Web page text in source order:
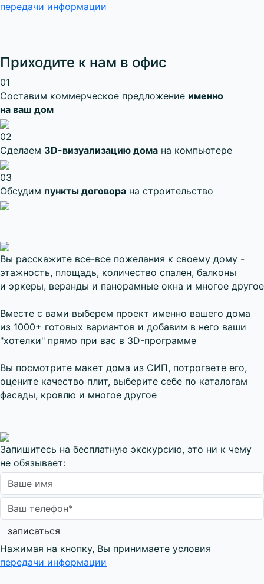
передачи информации
Приходите к нам в офис
01
Составим коммерческое предложение именно
на ваш дом
02
Сделаем 3D-визуализацию дома на компьютере
03
Обсудим пункты договора на строительство
Вы расскажите все-все пожелания к своему дому -
этажность, площадь, количество спален, балконы
и эркеры, веранды и панорамные окна и многое другое
Вместе с вами выберем проект именно вашего дома
из 1000+ готовых вариантов и добавим в него ваши
"хотелки" прямо при вас в 3D-программе
Вы посмотрите макет дома из СИП, потрогаете его,
оцените качество плит, выберите себе по каталогам
фасады, кровлю и многое другое
Запишитесь на бесплатную экскурсию, это ни к чему
не обязывает:
записаться
Нажимая на кнопку, Вы принимаете условия
передачи информации